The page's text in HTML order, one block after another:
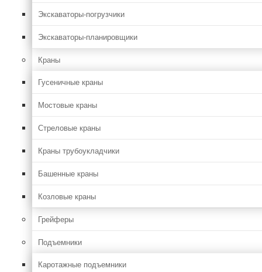
Экскаваторы-погрузчики
Экскаваторы-планировщики
Краны
Гусеничные краны
Мостовые краны
Стреловые краны
Краны трубоукладчики
Башенные краны
Козловые краны
Грейферы
Подъемники
Каротажные подъемники